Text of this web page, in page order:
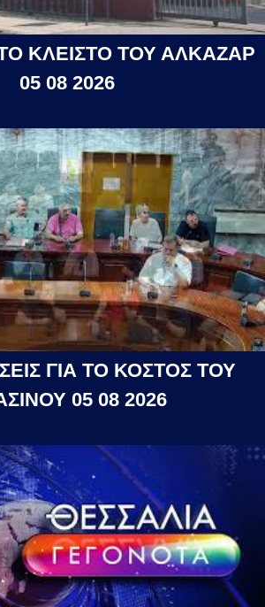
ΚΛΕΙΣΤΟ ΤΟΥ ΑΛΚΑΖΑΡ
05 08 2026
ΓΙΑ ΤΟ ΚΟΣΤΟΣ ΤΟΥ
05 08 2026